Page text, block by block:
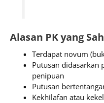
Alasan PK yang
Terdapat novum
Putusan didasarkan
penipuan
Putusan
Kekhilafan atau